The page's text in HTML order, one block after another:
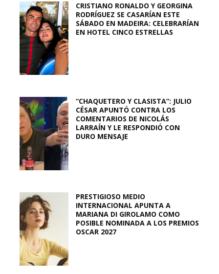
CRISTIANO RONALDO Y GEORGINA
RODRÍGUEZ SE CASARÍAN ESTE
SÁBADO EN MADEIRA: CELEBRARÍAN
EN HOTEL CINCO ESTRELLAS
“CHAQUETERO Y CLASISTA”: JULIO
CÉSAR APUNTÓ CONTRA LOS
COMENTARIOS DE NICOLÁS
LARRAÍN Y LE RESPONDIÓ CON
DURO MENSAJE
PRESTIGIOSO MEDIO
INTERNACIONAL APUNTA A
MARIANA DI GIROLAMO COMO
POSIBLE NOMINADA A LOS PREMIOS
OSCAR 2027